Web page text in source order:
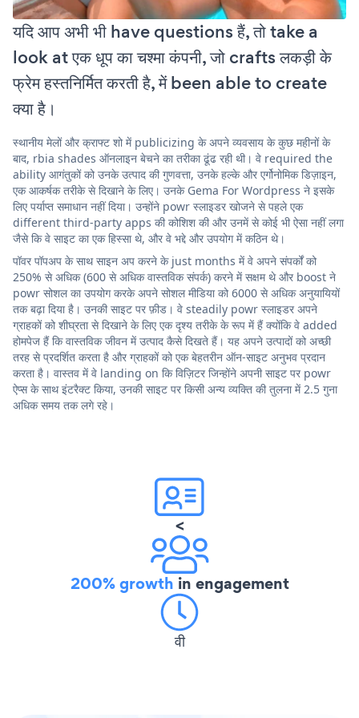
यदि आप अभी भी have questions हैं, तो take a
look at एक धूप का चश्मा कंपनी, जो crafts लकड़ी के
फ्रेम हस्तनिर्मित करती है, में been able to create
क्या है।
स्थानीय मेलों और क्राफ्ट शो में publicizing के अपने व्यवसाय के कुछ महीनों के
बाद, rbia shades ऑनलाइन बेचने का तरीका ढूंढ रही थी। वे required the
ability आगंतुकों को उनके उत्पाद की गुणवत्ता, उनके हल्के और एर्गोनोमिक डिज़ाइन,
एक आकर्षक तरीके से दिखाने के लिए। उनके Gema For Wordpress ने इसके
लिए पर्याप्त समाधान नहीं दिया। उन्होंने powr स्लाइडर खोजने से पहले एक
different third-party apps की कोशिश की और उनमें से कोई भी ऐसा नहीं लगा
जैसे कि वे साइट का एक हिस्सा थे, और वे भद्दे और उपयोग में कठिन थे।
पॉवर पॉपअप के साथ साइन अप करने के just months में वे अपने संपर्कों को
250% से अधिक (600 से अधिक वास्तविक संपर्क) करने में सक्षम थे और boost ने
powr सोशल का उपयोग करके अपने सोशल मीडिया को 6000 से अधिक अनुयायियों
तक बढ़ा दिया है। उनकी साइट पर फ़ीड। वे steadily powr स्लाइडर अपने
ग्राहकों को शीघ्रता से दिखाने के लिए एक दृश्य तरीके के रूप में हैं क्योंकि वे added
होमपेज हैं कि वास्तविक जीवन में उत्पाद कैसे दिखते हैं। यह अपने उत्पादों को अच्छी
तरह से प्रदर्शित करता है और ग्राहकों को एक बेहतरीन ऑन-साइट अनुभव प्रदान
करता है। वास्तव में वे landing on कि विज़िटर जिन्होंने अपनी साइट पर powr
ऐप्स के साथ इंटरैक्ट किया, उनकी साइट पर किसी अन्य व्यक्ति की तुलना में 2.5 गुना
अधिक समय तक लगे रहे।
<
200% growth in engagement
वी